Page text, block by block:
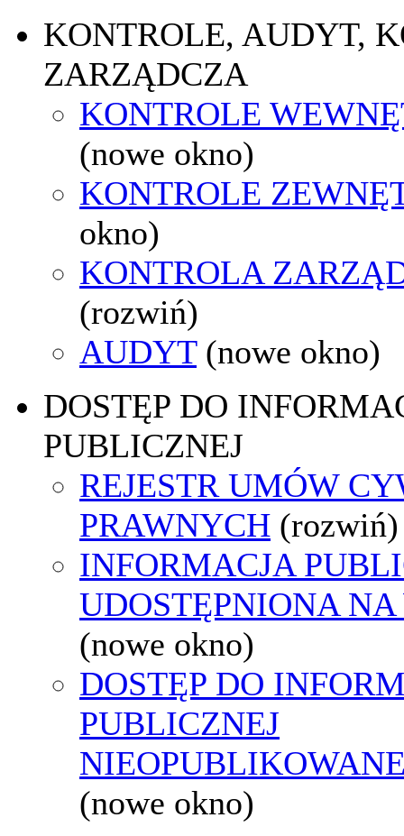
KONTROLE, AUDYT,
ZARZĄDCZA
KONTROLE
(nowe okno)
KONTROLE
okno)
KONTROLA
(rozwiń)
AUDYT (nowe okno)
DOSTĘP DO
PUBLICZNEJ
REJESTR UMÓW
PRAWNYCH (rozwiń)
INFORMACJA
UDOSTĘPNIONA
(nowe okno)
DOSTĘP DO
PUBLICZNEJ
(nowe okno)